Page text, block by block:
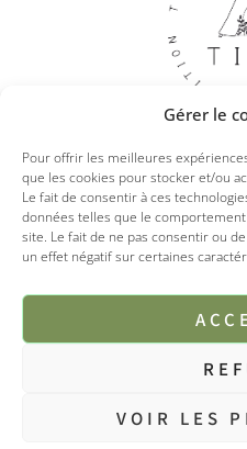
Gérer le
Pour offrir les meilleures
que les cookies pour stocker et/ou
Le fait de consentir à ces
données telles que le
site. Le fait de ne pas consentir ou
un effet négatif sur certaines
VOIR LES
© 2025
Mentions légales CGV